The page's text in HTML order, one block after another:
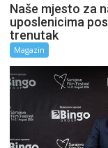
Naše mjesto za
uposlenicima
trenutak
Magazin